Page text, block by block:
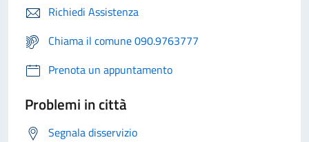
Richiedi Assistenza
Chiama il comune 090.9763777
Prenota un appuntamento
Problemi in città
Segnala disservizio